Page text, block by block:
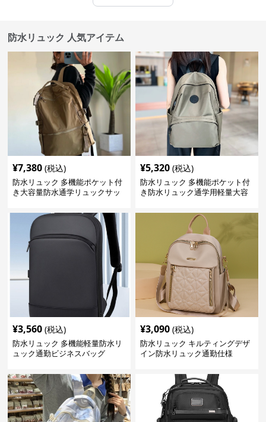
防水リュック 人気アイテム
¥7,380 (税込)
防水リュック 多機能ポケット付
き大容量防水通学リュックサッ
¥5,320 (税込)
防水リュック 多機能ポケット付
き防水リュック通学用軽量大容
¥3,560 (税込)
防水リュック 多機能軽量防水リ
ュック通勤ビジネスバッグ
¥3,090 (税込)
防水リュック キルティングデザ
イン防水リュック通勤仕様